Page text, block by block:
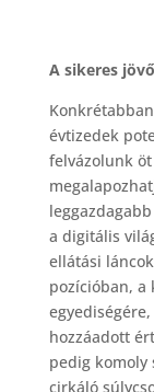
A sikeres
évtizedek
felvázolunk
a digitális
ellátási
pozícióban, a
hozzáadott
pedig komoly
cirkáló